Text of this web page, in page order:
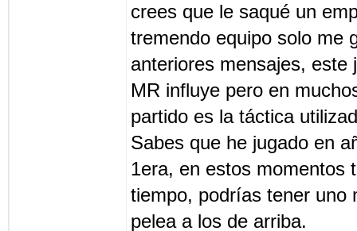
crees que le saqué un
tremendo equipo solo me
anteriores mensajes,
MR influye pero en
partido es la táctica
Sabes que he jugado en
1era, en estos momentos
tiempo, podrías tener uno
pelea a los de arriba.